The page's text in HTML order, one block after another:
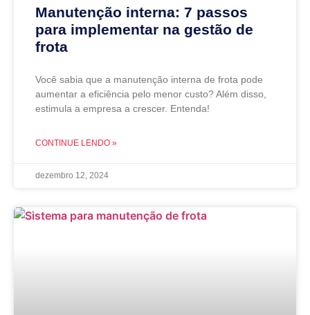
Manutenção interna: 7 passos
para implementar na gestão de
frota
Você sabia que a manutenção interna de frota pode
aumentar a eficiência pelo menor custo? Além disso,
estimula a empresa a crescer. Entenda!
CONTINUE LENDO »
dezembro 12, 2024